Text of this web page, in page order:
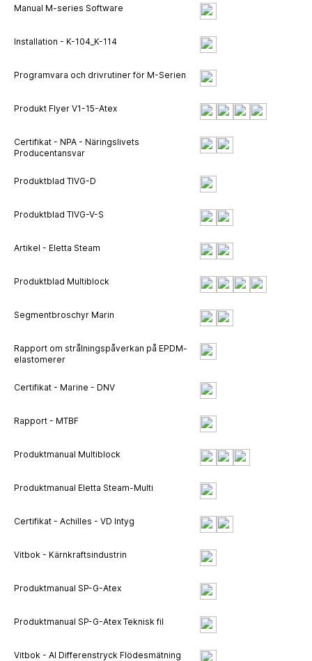
Manual M-series Software
Installation - K-104_K-114
Programvara och drivrutiner för M-Serien
Produkt Flyer V1-15-Atex
Certifikat - NPA - Näringslivets
Producentansvar
Produktblad TIVG-D
Produktblad TIVG-V-S
Artikel - Eletta Steam
Produktblad Multiblock
Segmentbroschyr Marin
Rapport om strålningspåverkan på EPDM-
elastomerer
Certifikat - Marine - DNV
Rapport - MTBF
Produktmanual Multiblock
Produktmanual Eletta Steam-Multi
Certifikat - Achilles - VD Intyg
Vitbok - Kärnkraftsindustrin
Produktmanual SP-G-Atex
Produktmanual SP-G-Atex Teknisk fil
Vitbok - AI Differenstryck Flödesmätning